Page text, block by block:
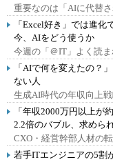
重要なのは「AIに代替
「Excel好き」では進
今、AIをどう使うか
今週の「＠IT」よく読ま
「AIで何を変えたの？
ない人
生成AI時代の年収向上戦
「年収2000万円以上
2.2倍のバブル、求めら
CXO・経営幹部人材の
若手ITエンジニアの5割